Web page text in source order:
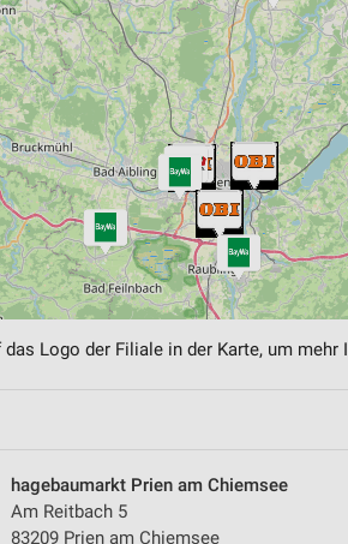
das Logo der Filiale in der Karte, um
hagebaumarkt Prien am Chiemsee
Am Reitbach 5
83209 Prien am Chiemsee